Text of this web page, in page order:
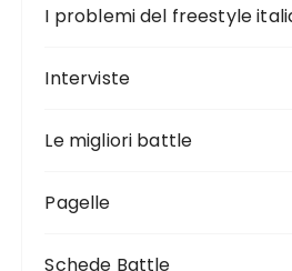
I problemi del freestyle
Interviste
Le migliori battle
Pagelle
Schede Battle